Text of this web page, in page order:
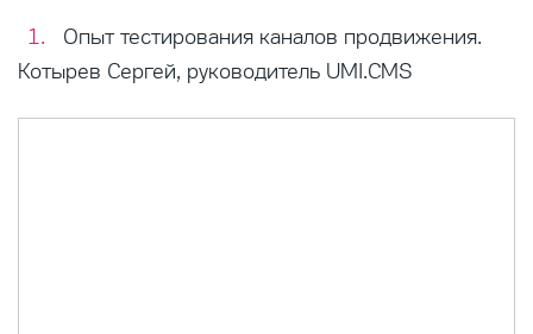
Опыт тестирования каналов продвижения.
Котырев Сергей, руководитель UMI.CMS